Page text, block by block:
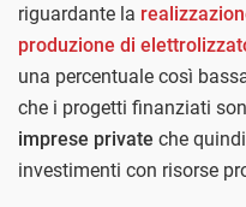
riguardante la
produzione di
una percentuale così
che i progetti finanziati
imprese private che
investimenti con risorse